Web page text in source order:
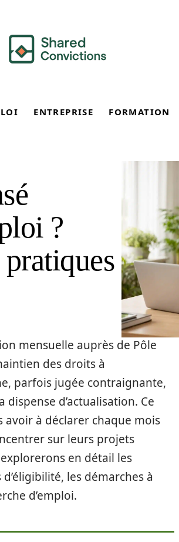
ENTREPRISE FORMATION
?
mensuelle auprès de Pôle
des droits à
parfois jugée contraignante,
d’actualisation. Ce
avoir à déclarer chaque mois
sur leurs projets
en détail les
les démarches à
d’emploi.